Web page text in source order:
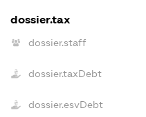
dossier.tax
dossier.staff
dossier.taxDebt
dossier.esvDebt